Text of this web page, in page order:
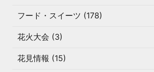
フード・スイーツ (178)
花火大会 (3)
花見情報 (15)